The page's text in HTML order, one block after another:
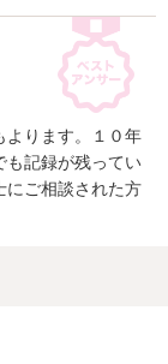
よります。１０年
も記録が残ってい
にご相談された方